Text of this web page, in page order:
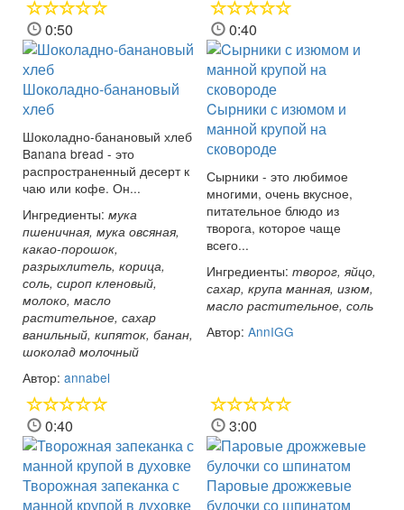
0:50
Шоколадно-банановый
хлеб
Шоколадно-банановый хлеб
Banana bread - это
распространенный десерт к
чаю или кофе. Он...
Ингредиенты: мука
пшеничная, мука овсяная,
какао-порошок,
разрыхлитель, корица,
соль, сироп кленовый,
молоко, масло
растительное, сахар
ванильный, кипяток, банан,
шоколад молочный
Автор: annabel
0:40
Cырники с изюмом и
манной крупой на
сковороде
Сырники - это любимое
многими, очень вкусное,
питательное блюдо из
творога, которое чаще
всего...
Ингредиенты: творог, яйцо,
сахар, крупа манная, изюм,
масло растительное, соль
Автор: AnnIGG
0:40
Творожная запеканка с
манной крупой в духовке
3:00
Паровые дрожжевые
булочки со шпинатом